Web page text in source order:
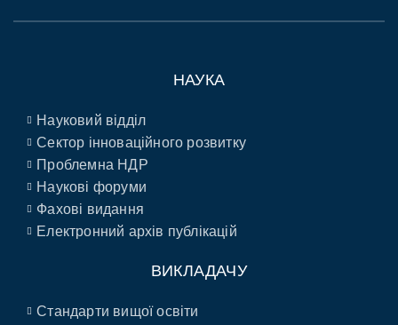
НАУКА
Науковий відділ
Сектор інноваційного розвитку
Проблемна НДР
Наукові форуми
Фахові видання
Електронний архів публікацій
ВИКЛАДАЧУ
Стандарти вищої освіти